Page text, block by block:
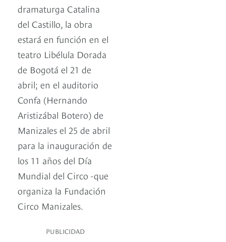
dramaturga Catalina
del Castillo, la obra
estará en función en el
teatro Libélula Dorada
de Bogotá el 21 de
abril; en el auditorio
Confa (Hernando
Aristizábal Botero) de
Manizales el 25 de abril
para la inauguración de
los 11 años del Día
Mundial del Circo -que
organiza la Fundación
Circo Manizales.
PUBLICIDAD